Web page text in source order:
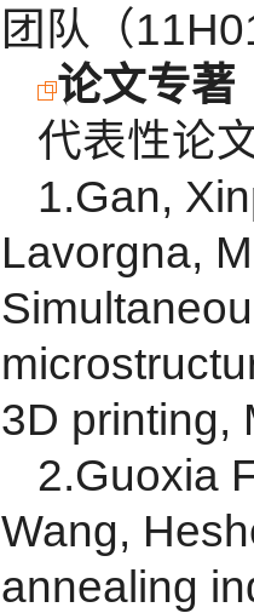
团队（
论文专著
代表性论
1.Gan,
Lavorgna,
3D printing,
2.Guoxia
Wang,
annealing